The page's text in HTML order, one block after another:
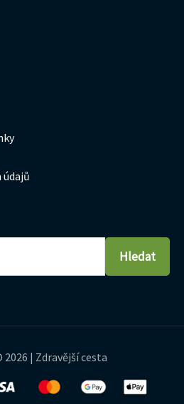
údajů
Hledat
| Zdravější cesta